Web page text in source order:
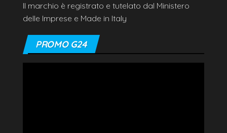
Il marchio è registrato e tutelato dal Ministero
delle Imprese e Made in Italy
PROMO G24